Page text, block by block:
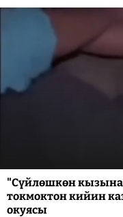
"Сүйлөшкөн кызына
токмоктон кийин
окуясы